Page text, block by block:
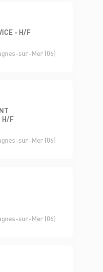
- H/F
sur-Mer (06)
H/F
sur-Mer (06)
sur-Mer (06)